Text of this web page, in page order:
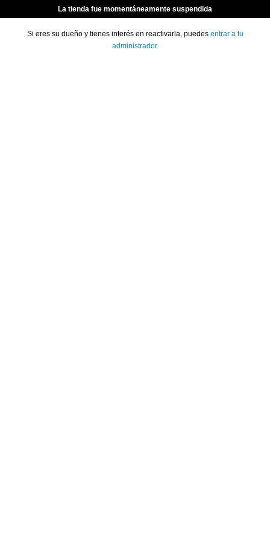
La tienda fue momentáneamente suspendida
Si eres su dueño y tienes interés en reactivarla, puedes entrar a tu
administrador.